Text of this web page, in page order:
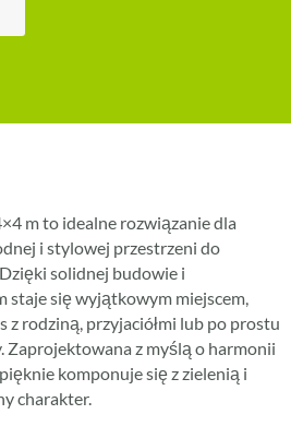
m to idealne rozwiązanie dla
i stylowej przestrzeni do
solidnej budowie i
się wyjątkowym miejscem,
z rodziną, przyjaciółmi lub po prostu
Zaprojektowana z myślą o harmonii
komponuje się z zielenią i
charakter.